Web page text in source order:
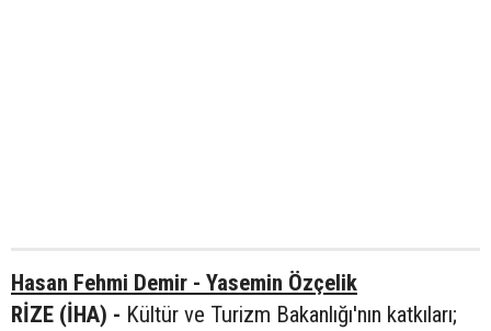
Hasan Fehmi Demir - Yasemin Özçelik
RİZE (İHA) - Kültür ve Turizm Bakanlığı'nın katkıları;